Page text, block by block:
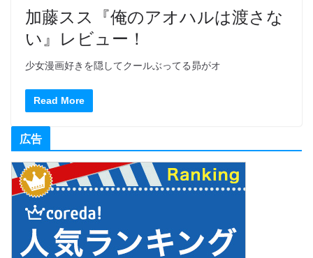
加藤スス『俺のアオハルは渡さな
い』レビュー！
少女漫画好きを隠してクールぶってる昴がオ
Read More
広告